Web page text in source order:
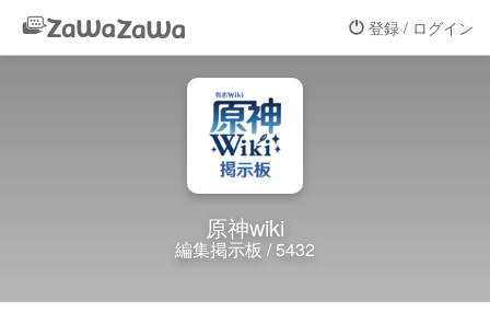
登録 / ログイン
原神wiki
編集掲示板 / 5432